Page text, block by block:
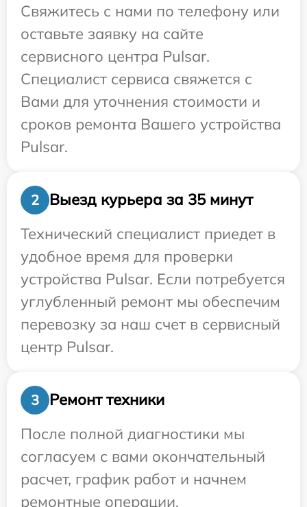
Свяжитесь с нами по телефону или
оставьте заявку на сайте
сервисного центра Pulsar.
Специалист сервиса свяжется с
Вами для уточнения стоимости и
сроков ремонта Вашего устройства
Pulsar.
2
Выезд курьера за 35 минут
Технический специалист приедет в
удобное время для проверки
устройства Pulsar. Если потребуется
углубленный ремонт мы обеспечим
перевозку за наш счет в сервисный
центр Pulsar.
3
Ремонт техники
После полной диагностики мы
согласуем с вами окончательный
расчет, график работ и начнем
ремонтные операции.